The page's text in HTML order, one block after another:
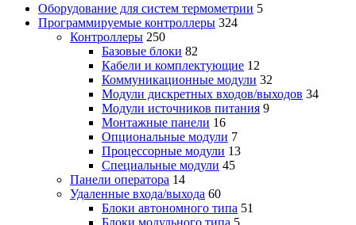
Оборудование для систем термометрии 5
Программируемые контроллеры 324
Контроллеры 250
Базовые блоки 82
Кабели и комплектующие 12
Коммуникационные модули 32
Модули дискретных входов/выходов 34
Модули источников питания 9
Монтажные панели 16
Опциональные модули 7
Процессорные модули 13
Специальные модули 45
Панели оператора 14
Удаленные входа/выхода 60
Блоки автономного типа 51
Блоки модульного типа 5